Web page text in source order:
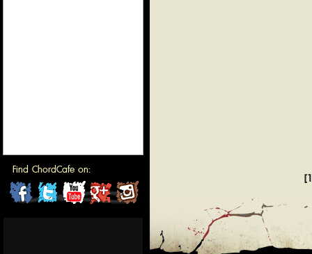
Find ChordCafe on:
ChordCafeChordCafeChordCafeChordCafe